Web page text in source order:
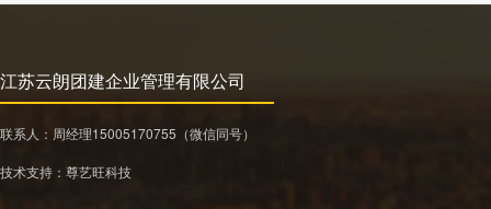
江苏云朗团建企业管理有限公司
联系人：周经理15005170755 （微信同号）
技术支持： 尊艺旺科技